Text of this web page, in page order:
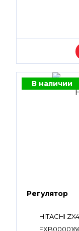
В наличии
Регулятор
HITACHI